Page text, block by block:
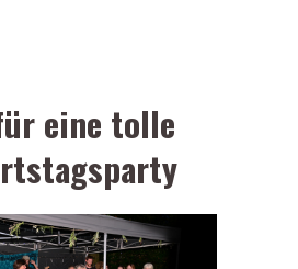
eine tolle